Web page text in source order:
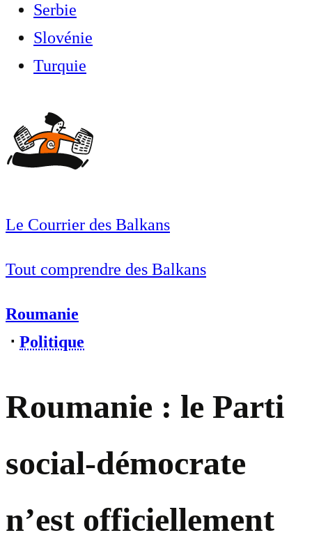
Serbie
Slovénie
Turquie
Le Courrier des Balkans
Tout comprendre des Balkans
Roumanie
⋅ Politique
Roumanie : le Parti
social-démocrate
n’est officiellement